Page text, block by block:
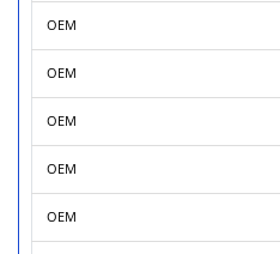
OEM
OEM
OEM
OEM
OEM